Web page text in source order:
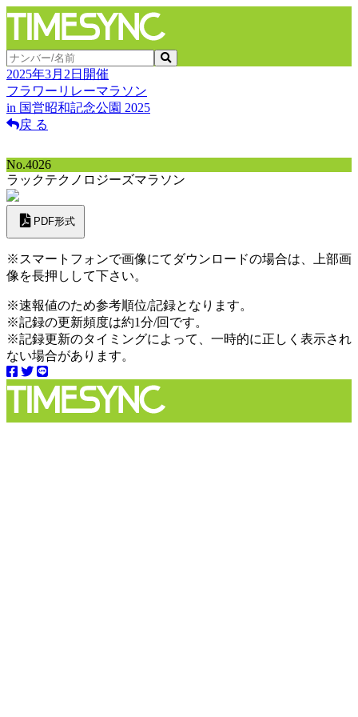
2025年3月2日開催
フラワーリレーマラソン
in 国営昭和記念公園 2025
戻 る
No.4026
ラックテクノロジーズマラソン
PDF形式
※スマートフォンで画像にてダウンロードの場合は、上部画
像を長押しして下さい。
※速報値のため参考順位/記録となります。
※記録の更新頻度は約1分/回です。
※記録更新のタイミングによって、一時的に正しく表示され
ない場合があります。